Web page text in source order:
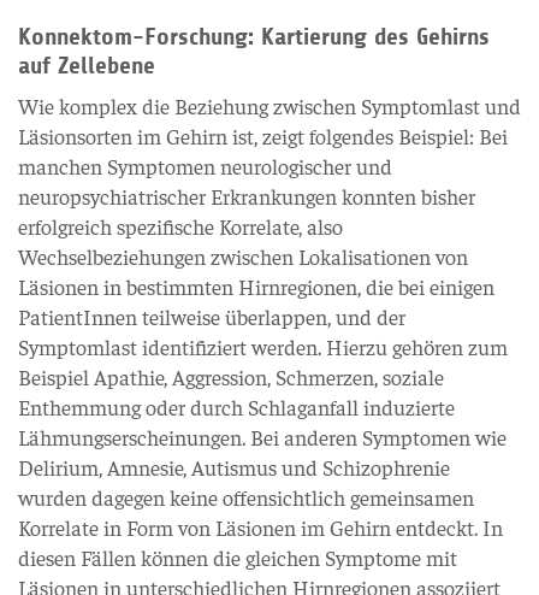
Konnektom-Forschung: Kartierung des Gehirns
auf Zellebene
Wie komplex die Beziehung zwischen Symptomlast und
Läsionsorten im Gehirn ist, zeigt folgendes Beispiel: Bei
manchen Symptomen neurologischer und
neuropsychiatrischer Erkrankungen konnten bisher
erfolgreich spezifische Korrelate, also
Wechselbeziehungen zwischen Lokalisationen von
Läsionen in bestimmten Hirnregionen, die bei einigen
PatientInnen teilweise überlappen, und der
Symptomlast identifiziert werden. Hierzu gehören zum
Beispiel Apathie, Aggression, Schmerzen, soziale
Enthemmung oder durch Schlaganfall induzierte
Lähmungserscheinungen. Bei anderen Symptomen wie
Delirium, Amnesie, Autismus und Schizophrenie
wurden dagegen keine offensichtlich gemeinsamen
Korrelate in Form von Läsionen im Gehirn entdeckt. In
diesen Fällen können die gleichen Symptome mit
Läsionen in unterschiedlichen Hirnregionen assoziiert